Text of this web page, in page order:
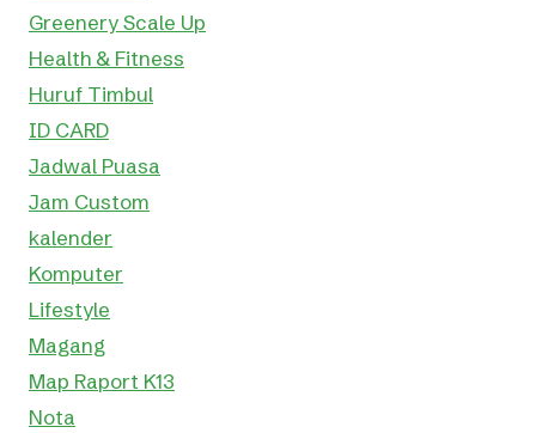
Greenery Scale Up
Health & Fitness
Huruf Timbul
ID CARD
Jadwal Puasa
Jam Custom
kalender
Komputer
Lifestyle
Magang
Map Raport K13
Nota